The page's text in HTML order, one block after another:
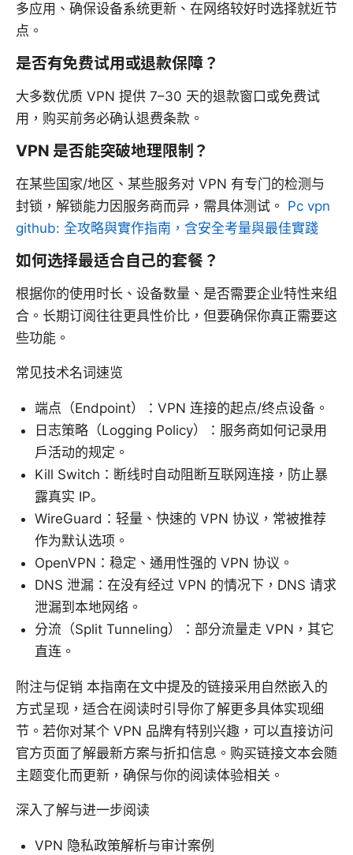
多应用、确保设备系统更新、在网络较好时选择就近节
点。
是否有免费试用或退款保障？
大多数优质 VPN 提供 7–30 天的退款窗口或免费试
用，购买前务必确认退费条款。
VPN 是否能突破地理限制？
在某些国家/地区、某些服务对 VPN 有专门的检测与
封锁，解锁能力因服务商而异，需具体测试。 Pc vpn
github: 全攻略與實作指南，含安全考量與最佳實踐
如何选择最适合自己的套餐？
根据你的使用时长、设备数量、是否需要企业特性来组
合。长期订阅往往更具性价比，但要确保你真正需要这
些功能。
常见技术名词速览
端点（Endpoint）：VPN 连接的起点/终点设备。
日志策略（Logging Policy）：服务商如何记录用
户活动的规定。
Kill Switch：断线时自动阻断互联网连接，防止暴
露真实 IP。
WireGuard：轻量、快速的 VPN 协议，常被推荐
作为默认选项。
OpenVPN：稳定、通用性强的 VPN 协议。
DNS 泄漏：在没有经过 VPN 的情况下，DNS 请求
泄漏到本地网络。
分流（Split Tunneling）：部分流量走 VPN，其它
直连。
附注与促销 本指南在文中提及的链接采用自然嵌入的
方式呈现，适合在阅读时引导你了解更多具体实现细
节。若你对某个 VPN 品牌有特别兴趣，可以直接访问
官方页面了解最新方案与折扣信息。购买链接文本会随
主题变化而更新，确保与你的阅读体验相关。
深入了解与进一步阅读
VPN 隐私政策解析与审计案例